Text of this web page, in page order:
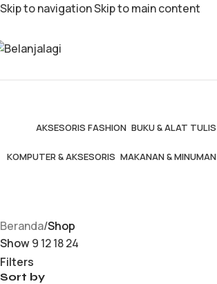
Skip to navigationSkip to main content
AKSESORIS FASHION BUKU & ALAT TULIS
KOMPUTER & AKSESORIS MAKANAN & MINUMAN
Beranda/Shop
Show9 121824
Filters
Sort by